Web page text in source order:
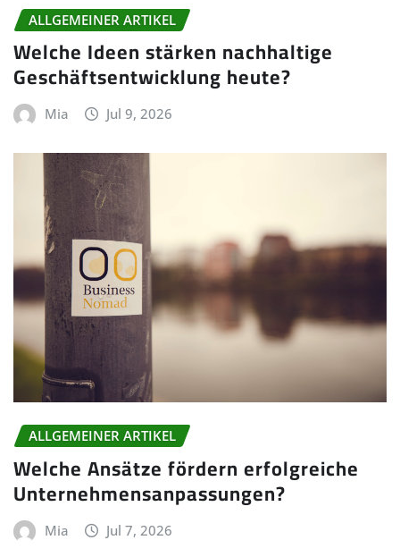
ALLGEMEINER ARTIKEL
Welche Ideen stärken nachhaltige
Geschäftsentwicklung heute?
Mia Jul 9, 2026
ALLGEMEINER ARTIKEL
Welche Ansätze fördern erfolgreiche
Unternehmensanpassungen?
Mia Jul 7, 2026